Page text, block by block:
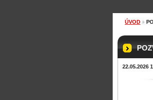
ÚVOD
22.05.2026